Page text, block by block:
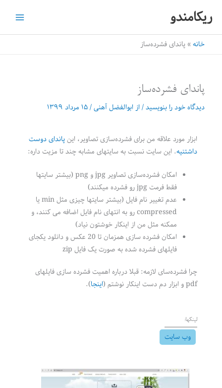
ریکامندو
خانه پاندای فشرده‌‎ساز
پاندای فشرده‌‎ساز
دیدگاه‌ خود را بنویسید/ از ابوالفضل آهنی/۱۵ مرداد ۱۳۹۹
ابزار مورد علاقه من برای فشرده‌سازی تصاویر، اینپاندای دوست
داشتنیه. این سایت نسبت به سایتهای مشابه چند تا مزیت داره:
امکان فشرده‌سازی تصاویر jpg و png (بیشتر سایتها
فقط فرمت jpg رو فشرده میکنند)
عدم تغییر نام فایل (بیشتر سایتها چیزی مثل min یا
compressed رو به انتهای نام فایل اضافه می کنند، و
ممکنه مثل من از اینکار خوشتون نیاد)
امکان فشرده سازی همزمان تا 20 عکس و دانلود یکجای
فایلهای فشرده شده به صورت یک فایل zip
چرا فشرده‌سای لازمه: قبلا درباره اهمیت فشرده سازی فایلهای
pdf و ابزار دم دست اینکار نوشتم (
اینجا).
لینکها:
وب سایت